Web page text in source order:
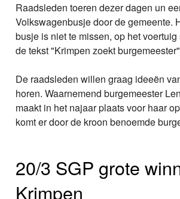
Raadsleden toeren dezer dagen un
Volkswagenbusje door de gemeente.
busje is niet te missen, op het
de tekst "Krimpen zoekt
De raadsleden willen graag ideeën
horen. Waarnemend burgemeester
maakt in het najaar plaats voor haar
komt er door de kroon benoemde
20/3 SGP grote
Krimpen